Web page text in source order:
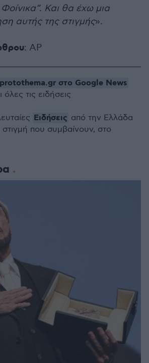
Και θα έχω μια
αυτής της στιγμής».
: AP
protothema.gr στο Google News
τις ειδήσεις
Ειδήσεις από την Ελλάδα
που συμβαίνουν, στο